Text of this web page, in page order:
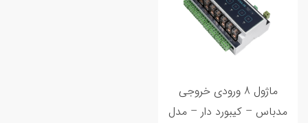
ماژول 8 ورودی خروجی
مدباس – کیبورد دار – مدل